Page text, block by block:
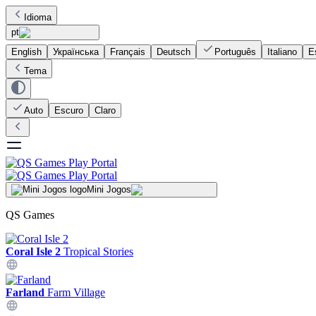
Idioma
pt
English
Українська Français Deutsch Português Italiano
Tema
Auto Escuro Claro
Mini Jogos
QS Games
Coral Isle 2 Tropical Stories
Farland Farm Village